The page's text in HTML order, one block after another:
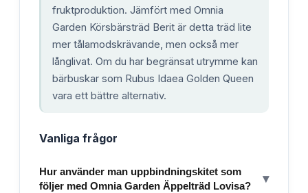
fruktproduktion. Jämfört med Omnia
Garden Körsbärsträd Berit är detta träd lite
mer tålamodskrävande, men också mer
långlivat. Om du har begränsat utrymme kan
bärbuskar som Rubus Idaea Golden Queen
vara ett bättre alternativ.
Vanliga frågor
Hur använder man uppbindningskitet som
följer med Omnia Garden Äppelträd Lovisa?
▾